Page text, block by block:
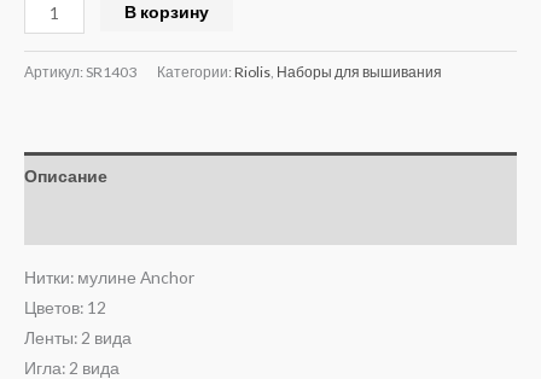
В корзину
Артикул: SR1403 Категории: Riolis, Наборы для вышивания
Описание
Нитки: мулине Anchor
Цветов: 12
Ленты: 2 вида
Игла: 2 вида